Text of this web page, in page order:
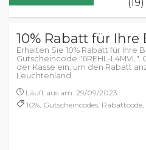
(19)
10% Rabatt für
Erhalten Sie 10% Rabatt für Ihre
Gutscheincode "6REHL-
der Kasse ein, um den Rabatt
Leuchtenland.
Läuft aus am: 29/09/2023
10%, Gutscheincodes, Rabattcode,